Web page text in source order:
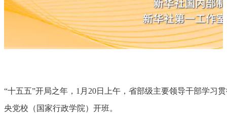
“十五五”开局之年，1月20日上午，省部级主要领导干部学习
央党校（国家行政学院）开班。